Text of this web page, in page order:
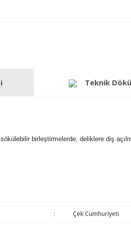
Teknik
birleştirmelerde, deliklere diş
:
Çek Cumhuriyeti